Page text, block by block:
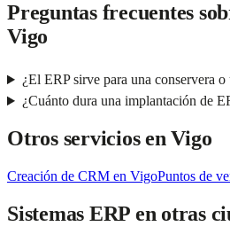
Preguntas frecuentes
Vigo
¿El ERP sirve para una conservera
¿Cuánto dura una implantación de
Otros servicios enVigo
Creación de CRM en VigoPuntos de
Sistemas ERP en otras